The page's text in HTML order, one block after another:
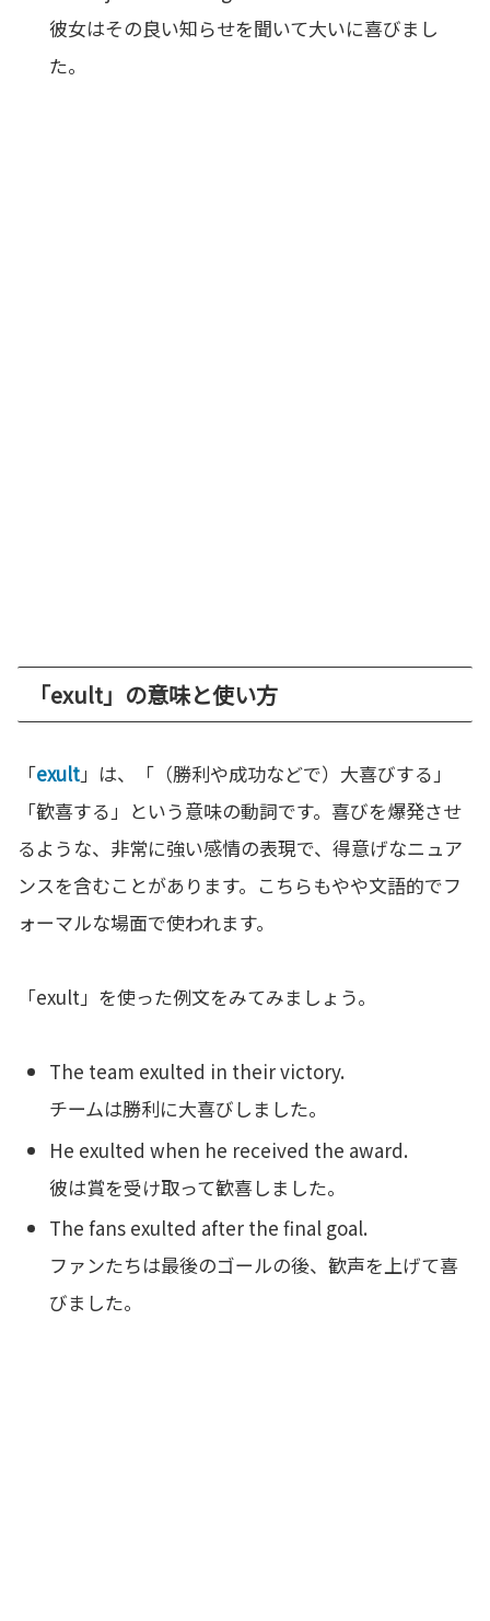
彼女はその良い知らせを聞いて大いに喜びまし
た。
「exult」の意味と使い方
「exult」は、「（勝利や成功などで）大喜びする」
「歓喜する」という意味の動詞です。喜びを爆発させ
るような、非常に強い感情の表現で、得意げなニュア
ンスを含むことがあります。こちらもやや文語的でフ
ォーマルな場面で使われます。
「exult」を使った例文をみてみましょう。
The team exulted in their victory.
チームは勝利に大喜びしました。
He exulted when he received the award.
彼は賞を受け取って歓喜しました。
The fans exulted after the final goal.
ファンたちは最後のゴールの後、歓声を上げて喜
びました。